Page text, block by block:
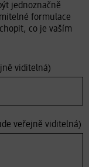
jednoznačně
formulace
co je vaším
viditelná)
veřejně viditelná)